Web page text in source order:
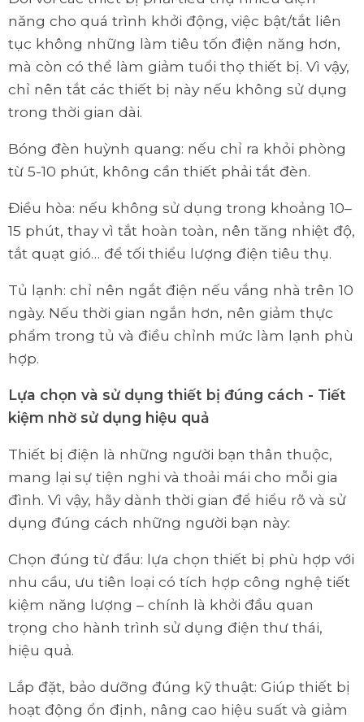
năng cho quá trình khởi động, việc bật/tắt liên
tục không những làm tiêu tốn điện năng hơn,
mà còn có thể làm giảm tuổi thọ thiết bị. Vì vậy,
chỉ nên tắt các thiết bị này nếu không sử dụng
trong thời gian dài.
Bóng đèn huỳnh quang: nếu chỉ ra khỏi phòng
từ 5-10 phút, không cần thiết phải tắt đèn.
Điều hòa: nếu không sử dụng trong khoảng 10–
15 phút, thay vì tắt hoàn toàn, nên tăng nhiệt độ,
tắt quạt gió… để tối thiểu lượng điện tiêu thụ.
Tủ lạnh: chỉ nên ngắt điện nếu vắng nhà trên 10
ngày. Nếu thời gian ngắn hơn, nên giảm thực
phẩm trong tủ và điều chỉnh mức làm lạnh phù
hợp.
Lựa chọn và sử dụng thiết bị đúng cách - Tiết
kiệm nhờ sử dụng hiệu quả
Thiết bị điện là những người bạn thân thuộc,
mang lại sự tiện nghi và thoải mái cho mỗi gia
đình. Vì vậy, hãy dành thời gian để hiểu rõ và sử
dụng đúng cách những người bạn này:
Chọn đúng từ đầu: lựa chọn thiết bị phù hợp với
nhu cầu, ưu tiên loại có tích hợp công nghệ tiết
kiệm năng lượng – chính là khởi đầu quan
trọng cho hành trình sử dụng điện thư thái,
hiệu quả.
Lắp đặt, bảo dưỡng đúng kỹ thuật: Giúp thiết bị
hoạt động ổn định, nâng cao hiệu suất và giảm